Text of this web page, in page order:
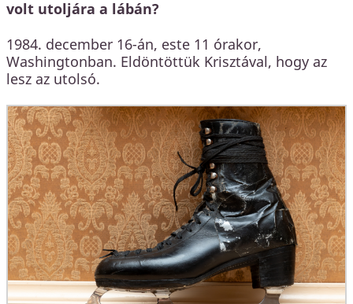
volt utoljára a lábán?
1984. december 16-án, este 11 órakor,
Washingtonban. Eldöntöttük Krisztával, hogy az
lesz az utolsó.